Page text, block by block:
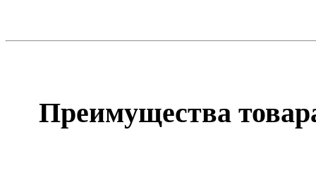
Преимущества